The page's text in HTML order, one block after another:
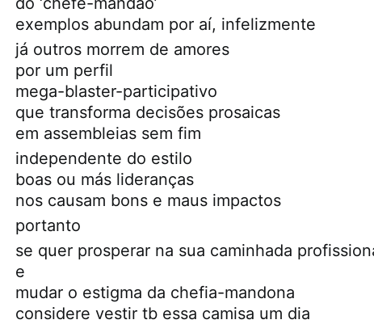
exemplos abundam por aí, infelizmente
já outros morrem de amores
por um perfil
mega-blaster-participativo
que transforma decisões prosaicas
em assembleias sem fim
independente do estilo
boas ou más lideranças
nos causam bons e maus impactos
portanto
se quer prosperar na sua caminhada
e
mudar o estigma da chefia-mandona
considere vestir tb essa camisa um dia